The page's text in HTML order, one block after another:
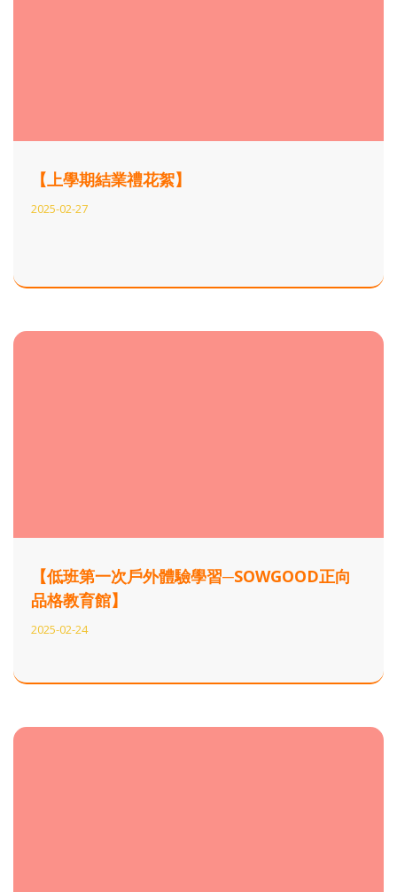
【上學期結業禮花絮】
2025-02-27
【低班第一次戶外體驗學習─SOWGOOD正向
品格教育館】
2025-02-24